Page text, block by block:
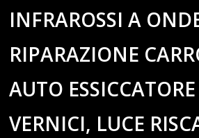
INFRAROSSI A
RIPARAZIONE
AUTO
VERNICI, LUCE